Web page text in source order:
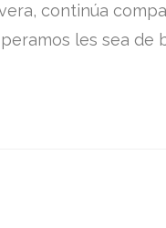
continúa
les sea de